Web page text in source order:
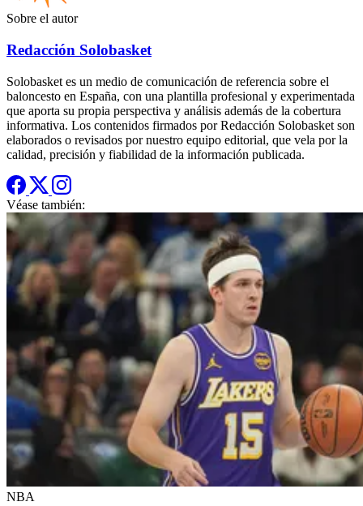
Sobre el autor
Redacción Solobasket
Solobasket es un medio de comunicación de referencia sobre el
baloncesto en España, con una plantilla profesional y experimentada
que aporta su propia perspectiva y análisis además de la cobertura
informativa. Los contenidos firmados por Redacción Solobasket son
elaborados o revisados por nuestro equipo editorial, que vela por la
calidad, precisión y fiabilidad de la información publicada.
Véase también:
NBA